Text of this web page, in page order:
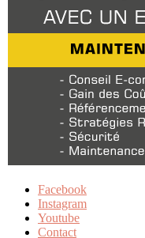
Facebook
Instagram
Youtube
Contact